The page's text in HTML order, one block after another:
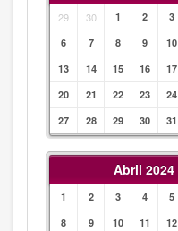
29 30 1 2 3
6
7 8 9 10
13
14 15 16 17
20
21 22 23 24
27
28 29 30 31
Abril 2024
1 2 3 4 5
8
9 10 11 12